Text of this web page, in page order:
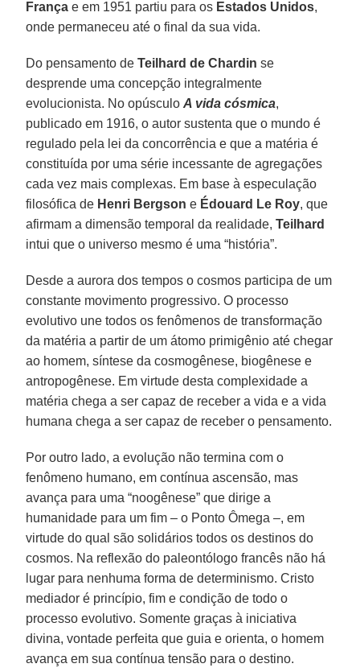
França e em 1951 partiu para os Estados Unidos,
onde permaneceu até o final da sua vida.
Do pensamento deTeilhard de Chardin se
desprende uma concepção integralmente
evolucionista. No opúsculoA vida cósmica,
publicado em 1916, o autor sustenta que o mundo é
regulado pela lei da concorrência e que a matéria é
constituída por uma série incessante de agregações
cada vez mais complexas. Em base à especulação
filosófica de Henri Bergson e Édouard Le Roy, que
afirmam a dimensão temporal da realidade,Teilhard
intui que o universo mesmo é uma “história”.
Desde a aurora dos tempos o cosmos participa de um
constante movimento progressivo. O processo
evolutivo une todos os fenômenos de transformação
da matéria a partir de um átomo primigênio até chegar
ao homem, síntese da cosmogênese, biogênese e
antropogênese. Em virtude desta complexidade a
matéria chega a ser capaz de receber a vida e a vida
humana chega a ser capaz de receber o pensamento.
Por outro lado, a evolução não termina com o
fenômeno humano, em contínua ascensão, mas
avança para uma “noogênese” que dirige a
humanidade para um fim – o Ponto Ômega –, em
virtude do qual são solidários todos os destinos do
cosmos. Na reflexão do paleontólogo francês não há
lugar para nenhuma forma de determinismo. Cristo
mediador é princípio, fim e condição de todo o
processo evolutivo. Somente graças à iniciativa
divina, vontade perfeita que guia e orienta, o homem
avança em sua contínua tensão para o destino.